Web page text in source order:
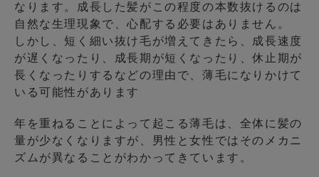
なります。成長した髪がこの程度の本数抜けるのは
自然な生理現象で、心配する必要はありません。
しかし、短く細い抜け毛が増えてきたら、成長速度
が遅くなったり、成長期が短くなったり、休止期が
長くなったりするなどの理由で、薄毛になりかけて
いる可能性があります
年を重ねることによって起こる薄毛は、全体に髪の
量が少なくなりますが、男性と女性ではそのメカニ
ズムが異なることがわかってきています。